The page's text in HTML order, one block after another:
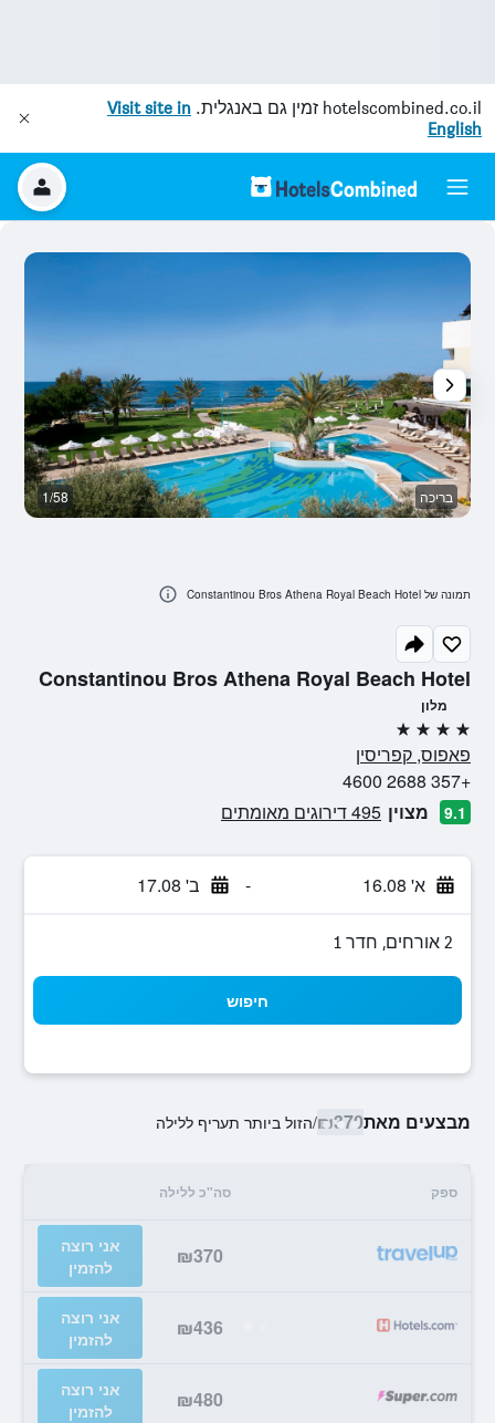
hotelscombined.co.il זמין גם באנגלית. Visit site in
English
Constantinou Bros Athena Royal Beach Hotel
מלון
4 כוכבים
פאפוס, קפריסין
+357 2688 4600
9.1 מצוין 495 דירוגים מאומתים
א' 16.08 - ב' 17.08
2 אורחים, חדר 1
חיפוש
מבצעים מאת₪370
/הזול ביותר תעריף ללילה
ספק סה"כ ללילה
₪370
אני רוצה
להזמין
₪436
אני רוצה
להזמין
₪480
אני רוצה
להזמין
בריכה 1/58
תמונה של Constantinou Bros Athena Royal Beach Hotel